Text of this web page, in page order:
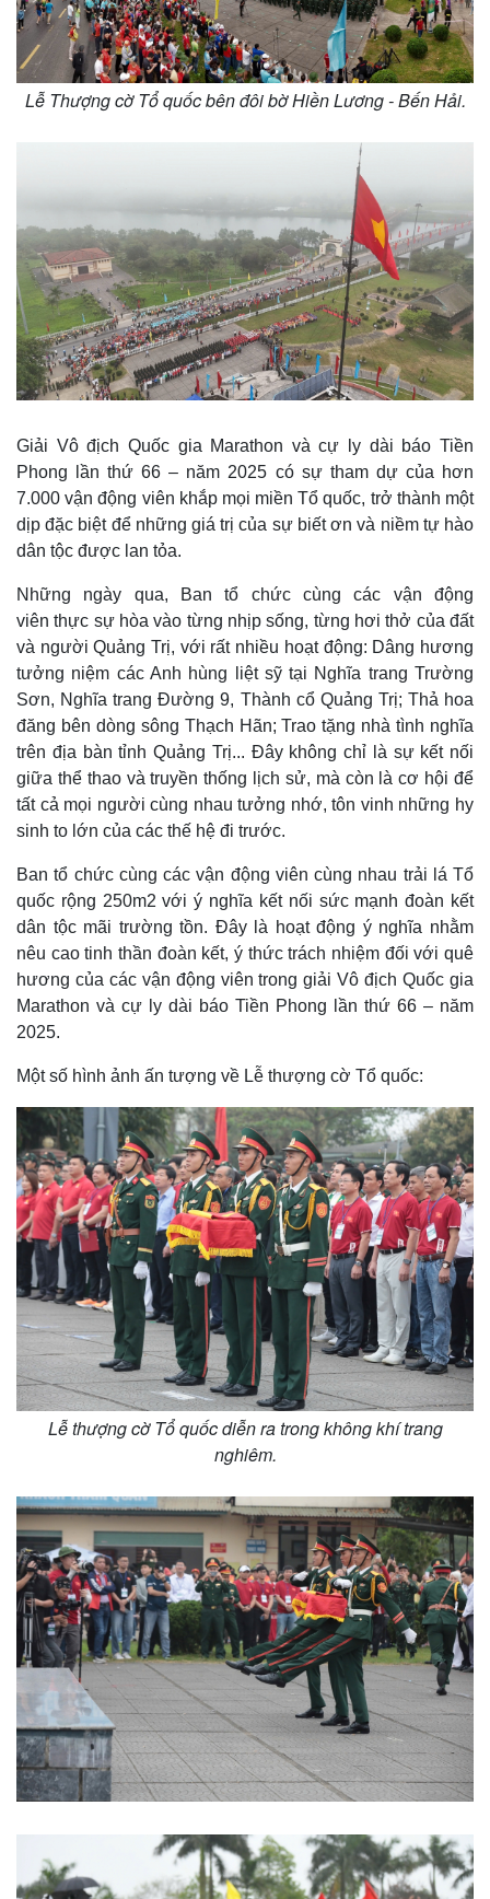
Pháp luật
Vụ án
Tư vấn luật
Quân sự - Quốc phòng
Vũ khí
Phân tích
Lễ Thượng cờ Tổ quốc bên đôi bờ Hiền Lương - Bến Hải.
Giải Vô địch Quốc gia Marathon và cự ly dài báo Tiền
Phong lần thứ 66 – năm 2025 có sự tham dự của hơn
7.000 vận động viên khắp mọi miền Tổ quốc, trở thành một
dịp đặc biệt để những giá trị của sự biết ơn và niềm tự hào
dân tộc được lan tỏa.
Những ngày qua, Ban tổ chức cùng các vận động
viên thực sự hòa vào từng nhịp sống, từng hơi thở của đất
và người Quảng Trị, với rất nhiều hoạt động: Dâng hương
tưởng niệm các Anh hùng liệt sỹ tại Nghĩa trang Trường
Sơn, Nghĩa trang Đường 9, Thành cổ Quảng Trị; Thả hoa
đăng bên dòng sông Thạch Hãn; Trao tặng nhà tình nghĩa
trên địa bàn tỉnh Quảng Trị... Đây không chỉ là sự kết nối
giữa thể thao và truyền thống lịch sử, mà còn là cơ hội để
tất cả mọi người cùng nhau tưởng nhớ, tôn vinh những hy
sinh to lớn của các thế hệ đi trước.
Ban tổ chức cùng các vận động viên cùng nhau trải lá Tổ
quốc rộng 250m2 với ý nghĩa kết nối sức mạnh đoàn kết
dân tộc mãi trường tồn. Đây là hoạt động ý nghĩa nhằm
nêu cao tinh thần đoàn kết, ý thức trách nhiệm đối với quê
hương của các vận động viên trong giải Vô địch Quốc gia
Marathon và cự ly dài báo Tiền Phong lần thứ 66 – năm
2025.
Một số hình ảnh ấn tượng về Lễ thượng cờ Tổ quốc:
Lễ thượng cờ Tổ quốc diễn ra trong không khí trang
nghiêm.